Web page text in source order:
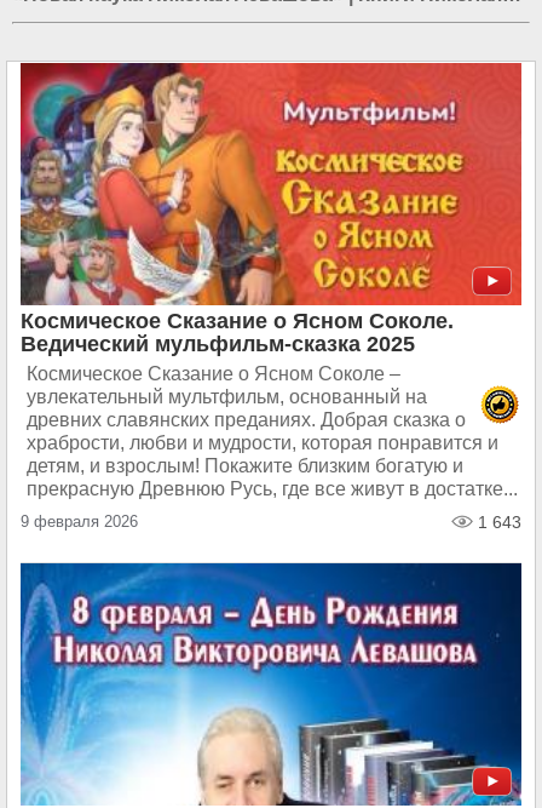
Левашова|Продолжаем дело Николая Левашова|
Сказ о Ясном Соколе
Космическое Сказание о Ясном Соколе.
Ведический мульфильм-сказка 2025
Космическое Сказание о Ясном Соколе –
увлекательный мультфильм, основанный на
древних славянских преданиях. Добрая сказка о
храбрости, любви и мудрости, которая понравится и
детям, и взрослым! Покажите близким богатую и
прекрасную Древнюю Русь, где все живут в достатке...
9 февраля 2026 1 643